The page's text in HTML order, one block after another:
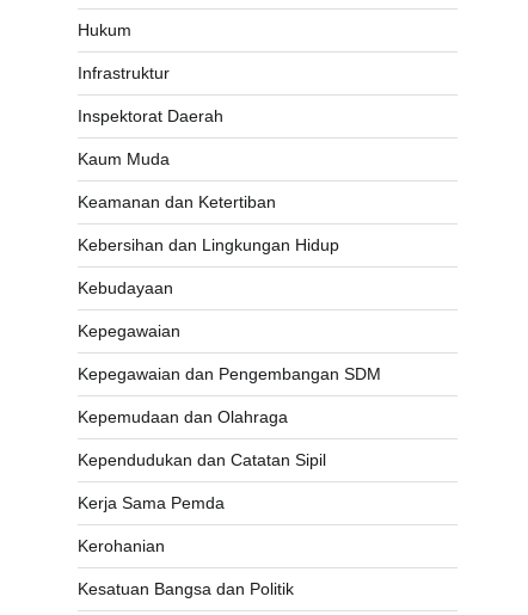
Hukum
Infrastruktur
Inspektorat Daerah
Kaum Muda
Keamanan dan Ketertiban
Kebersihan dan Lingkungan Hidup
Kebudayaan
Kepegawaian
Kepegawaian dan Pengembangan SDM
Kepemudaan dan Olahraga
Kependudukan dan Catatan Sipil
Kerja Sama Pemda
Kerohanian
Kesatuan Bangsa dan Politik